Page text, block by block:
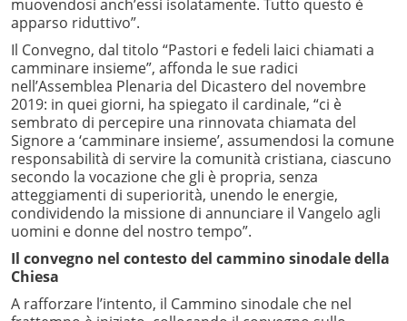
muovendosi anch’essi isolatamente. Tutto questo è
apparso riduttivo”.
Il Convegno, dal titolo “Pastori e fedeli laici chiamati a
camminare insieme”, affonda le sue radici
nell’Assemblea Plenaria del Dicastero del novembre
2019: in quei giorni, ha spiegato il cardinale, “ci è
sembrato di percepire una rinnovata chiamata del
Signore a ‘camminare insieme’, assumendosi la comune
responsabilità di servire la comunità cristiana, ciascuno
secondo la vocazione che gli è propria, senza
atteggiamenti di superiorità, unendo le energie,
condividendo la missione di annunciare il Vangelo agli
uomini e donne del nostro tempo”.
Il convegno nel contesto del cammino sinodale della
Chiesa
A rafforzare l’intento, il Cammino sinodale che nel